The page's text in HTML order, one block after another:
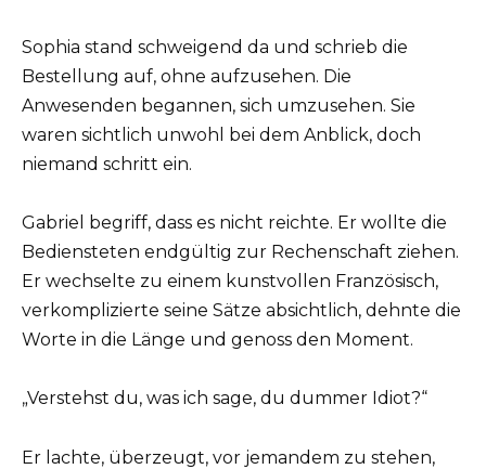
Sophia stand schweigend da und schrieb die
Bestellung auf, ohne aufzusehen. Die
Anwesenden begannen, sich umzusehen. Sie
waren sichtlich unwohl bei dem Anblick, doch
niemand schritt ein.
Gabriel begriff, dass es nicht reichte. Er wollte die
Bediensteten endgültig zur Rechenschaft ziehen.
Er wechselte zu einem kunstvollen Französisch,
verkomplizierte seine Sätze absichtlich, dehnte die
Worte in die Länge und genoss den Moment.
„Verstehst du, was ich sage, du dummer Idiot?“
Er lachte, überzeugt, vor jemandem zu stehen,